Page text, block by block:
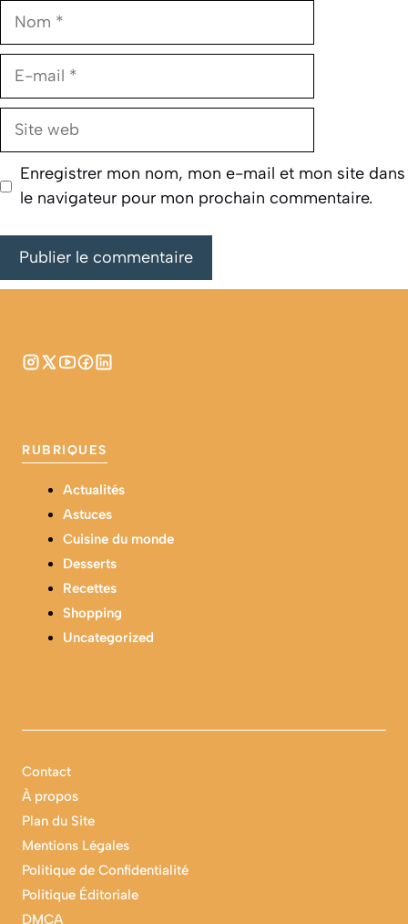
Nom
E-
Site
Enregistrer mon nom, mon e-mail et mon site dans
le navigateur pour mon prochain commentaire.
RUBRIQUES
Actualités
Astuces
Cuisine du monde
Desserts
Recettes
Shopping
Uncategorized
Contact
À propos
Plan du Site
Mentions Légales
Politique de Confidentialité
Politique Éditoriale
DMCA